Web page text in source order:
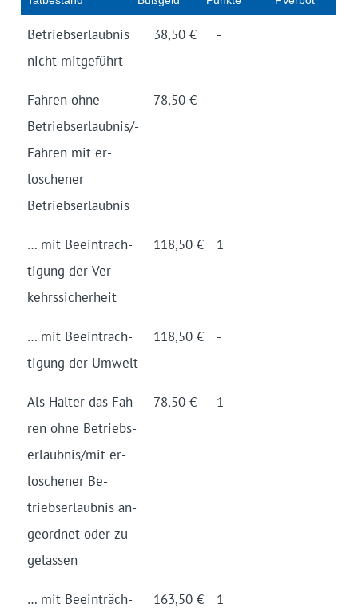
Be­trieb­ser­laub­nis
nicht mit­ge­führt
38,50 € -
Fahr­en oh­ne
Betriebs­erlaub­nis/­
Fahren mit er­
losch­en­er
Betriebs­er­laub­nis
78,50 € -
… mit Be­ein­träch­
ti­gung der Ver­
kehrs­sich­er­heit
118,50 € 1
… mit Be­ein­träch­
ti­gung der Um­welt
118,50 € -
Als Hal­ter das Fah­
ren oh­ne Be­triebs­
erlaub­nis/­mit er­
losch­en­er Be­
triebs­er­laub­nis an­
ge­ord­net oder zu­
ge­las­sen
78,50 € 1
… mit Be­ein­träch­
163,50 € 1